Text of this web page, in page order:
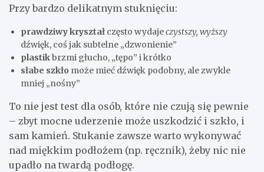
Przy bardzo delikatnym stuknięciu:
prawdziwy kryształ często wydajeczystszy, wyższy
dźwięk, coś jak subtelne „dzwonienie”
plastikbrzmi głucho, „tępo” i krótko
słabe szkło może mieć dźwięk podobny, ale zwykle
mniej „nośny”
To nie jest test dla osób, które nie czują się pewnie
– zbyt mocne uderzenie może uszkodzić i szkło, i
sam kamień. Stukanie zawsze warto wykonywać
nad miękkim podłożem (np. ręcznik), żeby nic nie
upadło na twardą podłogę.